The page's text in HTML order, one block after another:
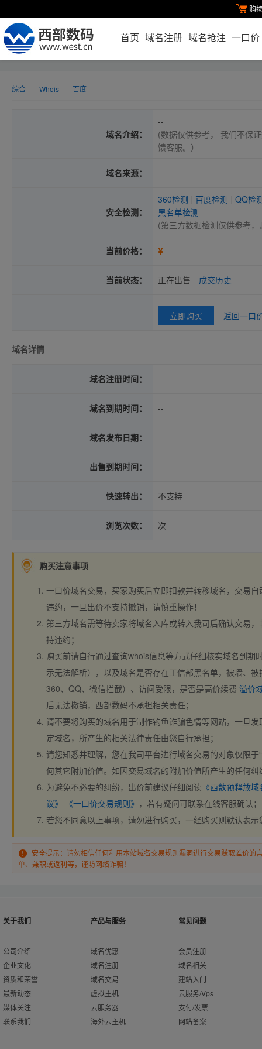
购
首页 域名注册 域名抢注 一口价
综合 Whois 百度
域名介绍：
--
(数据仅供参考， 我们不保
馈客服。）
域名来源：
安全检测：
360检测 百度检测
QQ检
黑名单检测
(第三方数据检测仅供参考
当前价格： ¥
当前状态： 正在出售 成交历史
立即购买 返回一口
域名详情
域名注册时间： --
域名到期时间： --
域名发布日期：
出售到期时间：
快速转出： 不支持
浏览次数： 次
购买注意事项
一口价域名交易，买家购买后立即扣款并转移域名，交易
违约，一旦出价不支持撤销，请慎重操作！
第三方域名需等待卖家将域名入库或转入我司后确认交易
持违约；
购买前请自行通过查询whois信息等方式仔细核实域名到期
示无法解析），以及域名是否存在工信部黑名单，被墙、
360、QQ、微信拦截）、访问受限，是否是高价续费 溢价
后无法撤销，西部数码不承担相关责任；
请不要将购买的域名用于制作钓鱼诈骗色情等网站，一旦
定域名，所产生的相关法律责任由您自行承担；
请您知悉并理解，您在我司平台进行域名交易的对象仅限于
何其它附加价值。如因交易域名的附加价值所产生的任何
为避免不必要的纠纷，出价前建议仔细阅读 《西数预释放
议》
《一口价交易规则》 ，若有疑问可联系在线客服确认；
若您不同意以上事项，请勿进行购买，一经购买则默认表
安全提示：请勿相信任何利用本站域名交易规则漏洞进行交易赚取差价的
单、兼职或返利等，谨防网络诈骗！
关于我们
公司介绍
企业文化
资质和荣誉
最新动态
媒体关注
联系我们
产品与服务
域名优惠
域名注册
域名交易
虚拟主机
云服务器
海外云主机
常见问题
会员注册
域名相关
建站入门
云服务/Vps
支付/发票
网站备案